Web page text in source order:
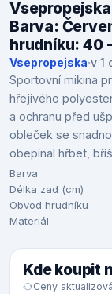
Barva:
hrudníku: 40
Vsepropejska·v 1
Sportovní mikina
hřejivého
a ochranu před
obleček se
obepínal hřbet,
Barva
Délka zad (cm)
Obvod hrudníku
Materiál
Kde koupit
Ceny